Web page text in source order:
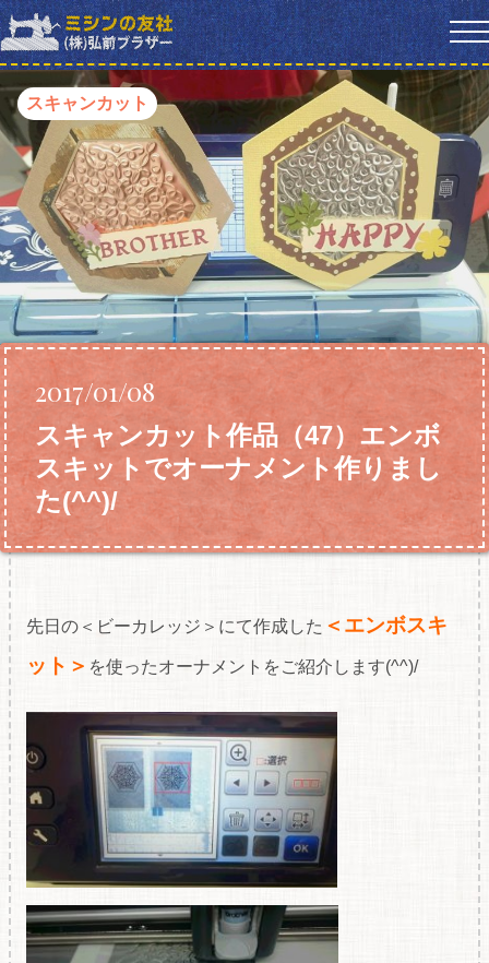
スキャンカット
2017/01/08
スキャンカット作品（47）エンボ
スキットでオーナメント作りまし
た(^^)/
先日の＜ビーカレッジ＞にて作成した ＜エンボスキ
ット＞ を使ったオーナメントをご紹介します(^^)/